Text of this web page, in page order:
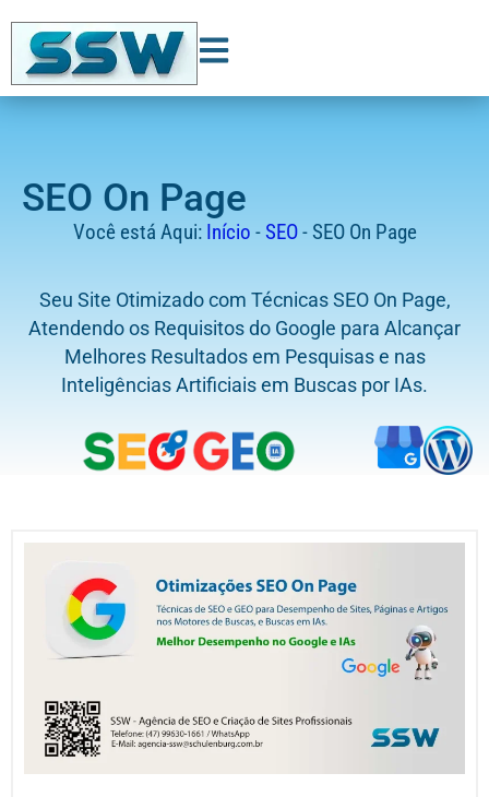
SEO On Page
Você está Aqui: Início -SEO-SEO On Page
Seu Site Otimizado com Técnicas SEO On Page,
Atendendo os Requisitos do Google para Alcançar
Melhores Resultados em Pesquisas e nas
Inteligências Artificiais em Buscas por IAs.